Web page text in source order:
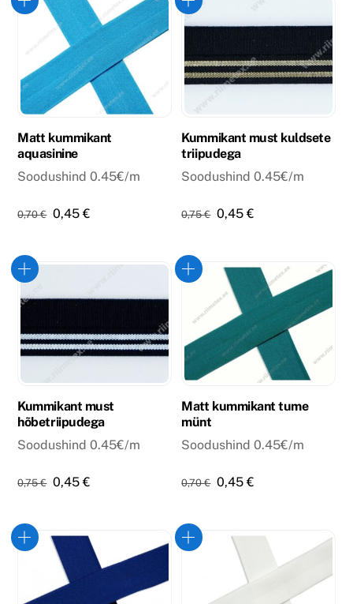
Matt kummikant
aquasinine
Soodushind 0.45€/m
0,70€ Algne
0,45€
Kummikant must kuldsete
triipudega
Soodushind 0.45€/m
0,75€ Algne
0,75 €.
0,45€
0,45 €.
Kummikant must
hõbetriipudega
Soodushind 0.45€/m
0,75€ Algne
0,75 €.
0,45€
0,45 €.
Matt kummikant tume
münt
Soodushind 0.45€/m
0,70€ Algne
0,70 €.
0,45€
0,45 €.